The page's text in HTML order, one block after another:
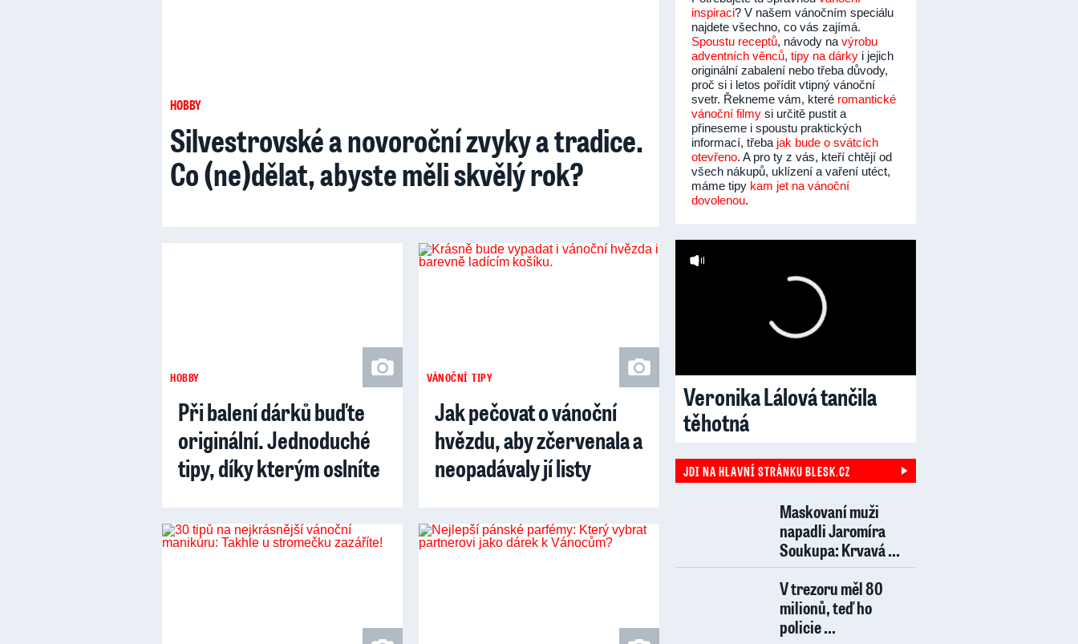
HOBBY
Silvestrovské a novoroční zvyky a tradice.
Co (ne)dělat, abyste měli skvělý rok?
HOBBY
Při balení dárků buďte
originální. Jednoduché
tipy, díky kterým oslníte
VÁNOČNÍ TIPY
Jak pečovat o vánoční
hvězdu, aby zčervenala a
neopadávaly jí listy
inspiraci? V našem vánočním speciálu
najdete všechno, co vás zajímá.
Spoustu receptů, návody na výrobu
adventních věnců, tipy na dárky i jejich
originální zabalení nebo třeba důvody,
proč si i letos pořídit vtipný vánoční
svetr. Řekneme vám, které romantické
vánoční filmy si určitě pustit a
přineseme i spoustu praktických
informací, třeba jak bude o svátcích
otevřeno. A pro ty z vás, kteří chtějí od
všech nákupů, uklízení a vaření utéct,
máme tipy kam jet na vánoční
dovolenou.
Veronika Lálová tančila
těhotná
JDI NA HLAVNÍ STRÁNKU BLESK.CZ
Maskovaní muži
napadli Jaromíra
Soukupa: Krvavá ...
V trezoru měl 80
milionů, teď ho
policie ...